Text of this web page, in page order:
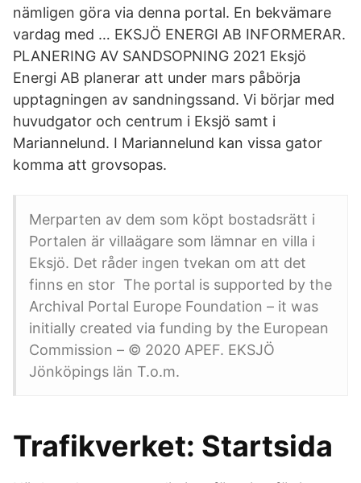
nämligen göra via denna portal. En bekvämare
vardag med … EKSJÖ ENERGI AB INFORMERAR.
PLANERING AV SANDSOPNING 2021 Eksjö
Energi AB planerar att under mars påbörja
upptagningen av sandningssand. Vi börjar med
huvudgator och centrum i Eksjö samt i
Mariannelund. I Mariannelund kan vissa gator
komma att grovsopas.
Merparten av dem som köpt bostadsrätt i
Portalen är villaägare som lämnar en villa i
Eksjö. Det råder ingen tvekan om att det
finns en stor The portal is supported by the
Archival Portal Europe Foundation – it was
initially created via funding by the European
Commission – © 2020 APEF. EKSJÖ
Jönköpings län T.o.m.
Trafikverket: Startsida